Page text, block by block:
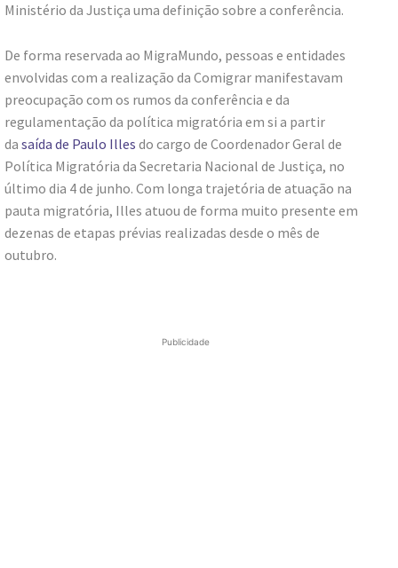
Ministério da Justiça uma definição sobre a conferência.
De forma reservada ao MigraMundo, pessoas e entidades
envolvidas com a realização da Comigrar manifestavam
preocupação com os rumos da conferência e da
regulamentação da política migratória em si a partir
da saída de Paulo Illes do cargo de Coordenador Geral de
Política Migratória da Secretaria Nacional de Justiça, no
último dia 4 de junho. Com longa trajetória de atuação na
pauta migratória, Illes atuou de forma muito presente em
dezenas de etapas prévias realizadas desde o mês de
outubro.
Publicidade